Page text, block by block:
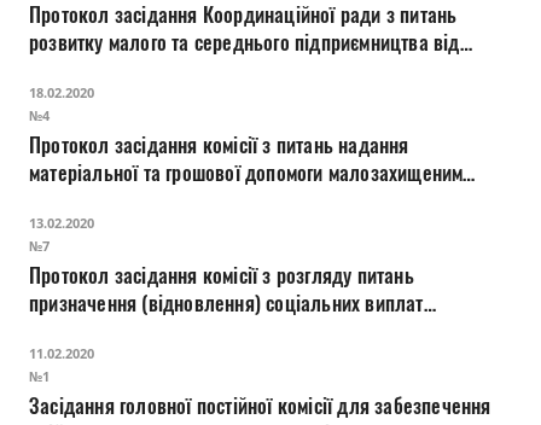
Прозорість влади
Протокол засідання Координаційної ради з питань
розвитку малого та середнього підприємництва від
18.02.2020
№4
Протокол засідання комісії з питань надання
матеріальної та грошової допомоги малозахищеним
13.02.2020
№7
Протокол засідання комісії з розгляду питань
призначення (відновлення) соціальних виплат
11.02.2020
№1
Засідання головної постійної комісії для забезпечення